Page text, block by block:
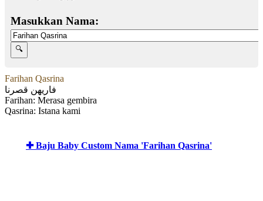
Masukkan Nama:
Farihan Qasrina
فاريهن قصرنا
Farihan: Merasa gembira
Qasrina: Istana kami
✚ Baju Baby Custom Nama 'Farihan Qasrina'